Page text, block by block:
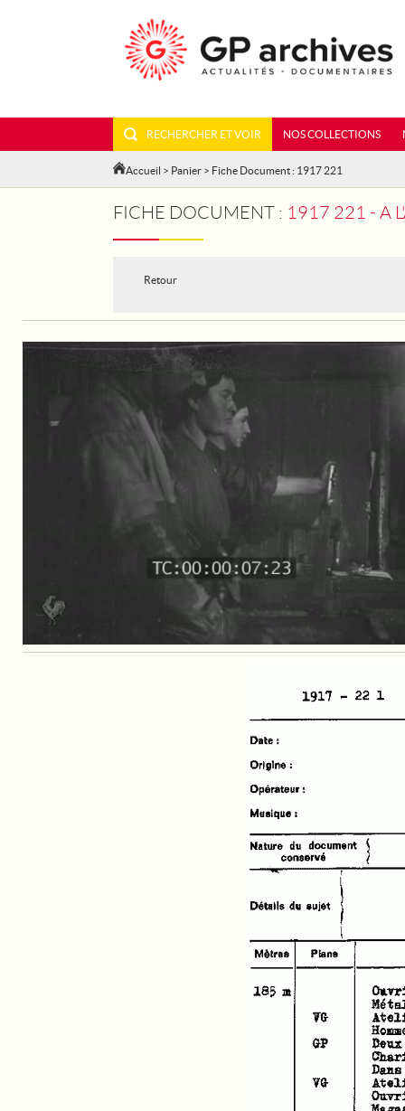
RECHERCHER ET VOIR NOS COLLECTIONS
Accueil > Panier > Fiche Document : 1917 221
FICHE DOCUMENT : 1917 221 - A
Retour